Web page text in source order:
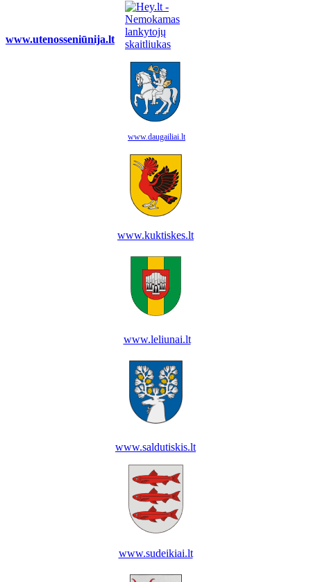
www.utenosseniūnija.lt
www.daugailiai.lt
www.kuktiskes.lt
www.leliunai.lt
www.saldutiskis.lt
www.sudeikiai.lt